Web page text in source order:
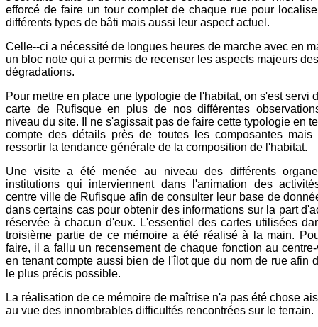
efforcé de faire un tour complet de chaque rue pour
différents types de bâti mais aussi leur aspect actuel.
Celle--ci a nécessité de longues heures de marche avec en
un bloc note qui a permis de recenser les aspects majeurs des
dégradations.
Pour mettre en place une typologie de l'habitat, on s'est servi
carte de Rufisque en plus de nos différentes
niveau du site. Il ne s'agissait pas de faire cette typologie en
compte des détails près de toutes les composantes mais
ressortir la tendance générale de la composition de l'habitat.
Une visite a été menée au niveau des différents
institutions qui interviennent dans l'animation des
centre ville de Rufisque afin de consulter leur base de
dans certains cas pour obtenir des informations sur la part
réservée à chacun d'eux. L'essentiel des cartes utilisées
troisième partie de ce mémoire a été réalisé à la main.
faire, il a fallu un recensement de chaque fonction au
en tenant compte aussi bien de l'îlot que du nom de rue afin
le plus précis possible.
La réalisation de ce mémoire de maîtrise n'a pas été chose
au vue des innombrables difficultés rencontrées sur le terrain.